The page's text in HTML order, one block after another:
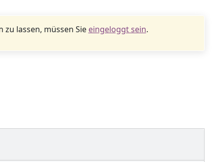
lassen, müssen Sie eingeloggt sein.